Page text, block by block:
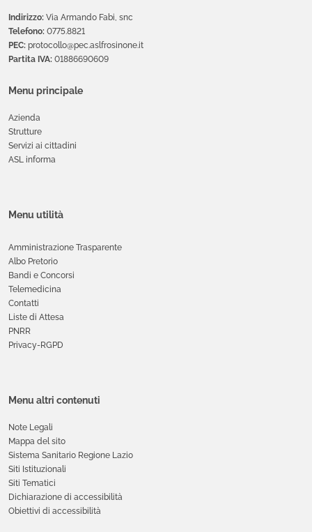
Indirizzo: Via Armando Fabi, snc
Telefono: 0775.8821
PEC: protocollo@pec.aslfrosinone.it
Partita IVA: 01886690609
Menu principale
Azienda
Strutture
Servizi ai cittadini
ASL informa
Menu utilità
Amministrazione Trasparente
Albo Pretorio
Bandi e Concorsi
Telemedicina
Contatti
Liste di Attesa
PNRR
Privacy-RGPD
Menu altri contenuti
Note Legali
Mappa del sito
Sistema Sanitario Regione Lazio
Siti Istituzionali
Siti Tematici
Dichiarazione di accessibilità
Obiettivi di accessibilità